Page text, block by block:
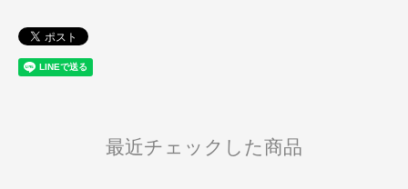
最近チェックした商品